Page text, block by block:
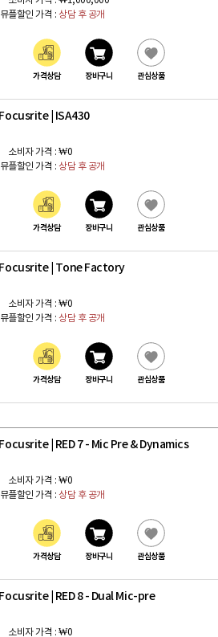
뮤플할인 가격 : 상담 후 공개
가격상담 장바구니 관심상품
Focusrite ISA430
소비자 가격 : ₩0
뮤플할인 가격 : 상담 후 공개
가격상담 장바구니 관심상품
Focusrite Tone Factory
소비자 가격 : ₩0
뮤플할인 가격 : 상담 후 공개
가격상담 장바구니 관심상품
Focusrite RED 7 - Mic Pre & Dynamics
소비자 가격 : ₩0
뮤플할인 가격 : 상담 후 공개
가격상담 장바구니 관심상품
Focusrite RED 8 - Dual Mic-pre
소비자 가격 : ₩0